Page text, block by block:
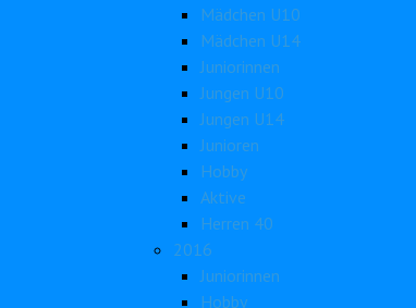
Mädchen U10
Mädchen U14
Juniorinnen
Jungen U10
Jungen U14
Junioren
Hobby
Aktive
Herren 40
2016
Juniorinnen
Hobby